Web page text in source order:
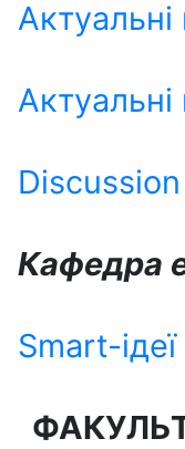
Discussion
Кафедра
Smart-ідеї